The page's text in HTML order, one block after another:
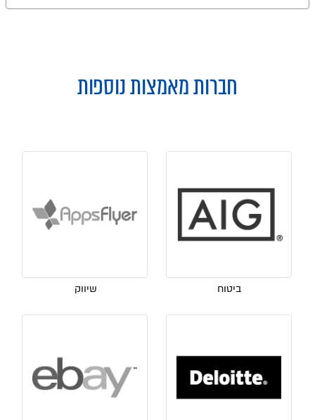
חברות מאמצות נוספות
ביטוח שיווק